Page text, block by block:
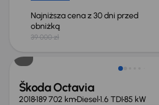
Najniższa cena z 30 dni przed
obniżką
39 000 zł
Taniej o 1 000 zł
Škoda Octavia
2018189 702 kmDiesel1.6 TDI85 kW